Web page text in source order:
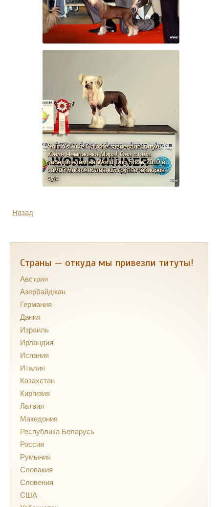
Solino's Rive Gauche завоевала титул
Юная Чемпионка Мира! Она стала
победителем на World Dog Show 2010 в
самой многочисленной группе юниоров-
сук.
Назад
Страны — откуда мы привезли титуты!
Австрия
Азербайджан
Германия
Дания
Израиль
Ирландия
Испания
Италия
Казахстан
Киргизия
Латвия
Македония
Республика Беларусь
Россия
Румыния
Словакия
Словения
США